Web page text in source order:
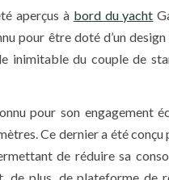
aperçus à bord du yacht
pour être doté d’un
inimitable du couple de
pour son engagement
Ce dernier a été
de réduire sa
de plus, de plateforme de